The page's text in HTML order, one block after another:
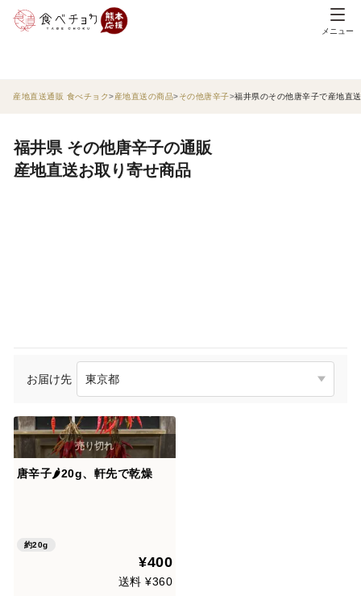
メニュー
産地直送通販 食べチョク 産地直送の商品 その他唐辛子 福井県のその他唐辛子で産地直
福井県 その他唐辛子の通販
産地直送お取り寄せ商品
お届け先
唐辛子🌶️20g、軒先で乾燥
約20g
¥400
送料 ¥360